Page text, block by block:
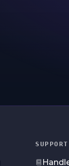
SUPPORT